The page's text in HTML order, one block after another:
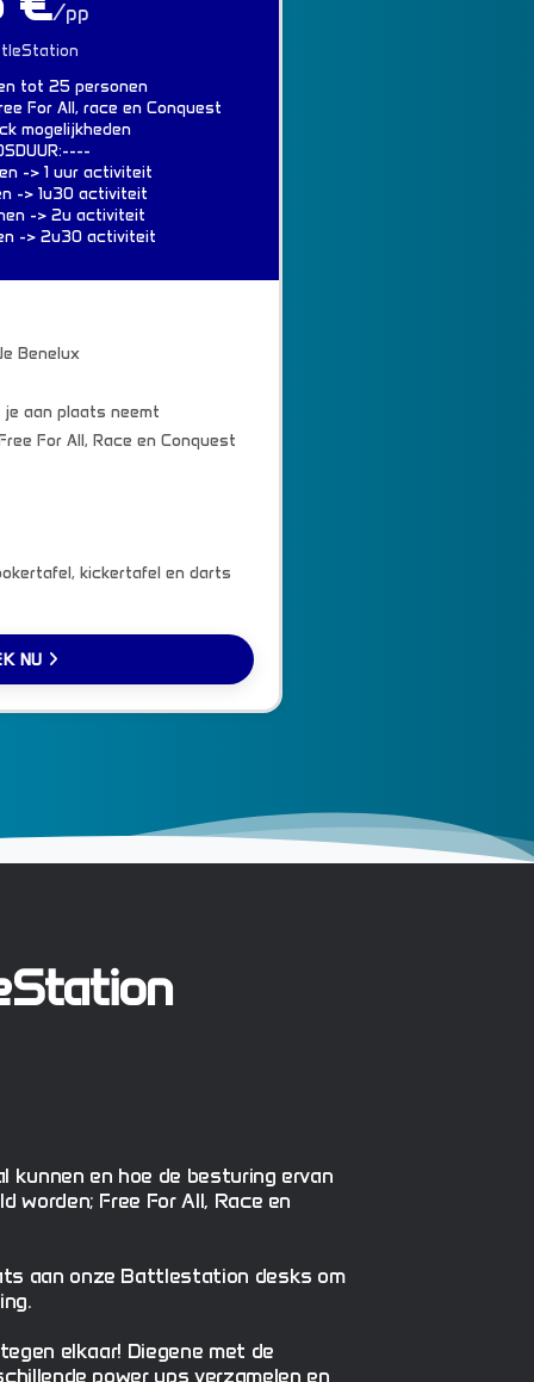
/pp
tot 25 personen
For All, race en Conquest
mogelijkheden
-> 1 uur activiteit
-> 1u30 activiteit
-> 2u activiteit
-> 2u30 activiteit
Benelux
aan plaats neemt
For All, Race en Conquest
kickertafel en darts
NU
kunnen en hoe de besturing ervan
worden; Free For All, Race en
aan onze Battlestation desks om
elkaar! Diegene met de
power ups verzamelen en